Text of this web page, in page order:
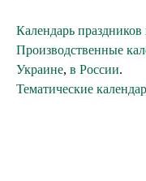
Календарь
Производственные
Украине, в России.
Тематические